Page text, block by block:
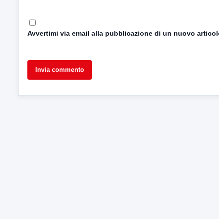
Avvertimi via email alla pubblicazione di un nuovo